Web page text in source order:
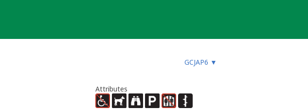
GCJAP6 ▼
Attributes